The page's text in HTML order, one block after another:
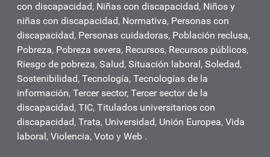
con discapacidad, Niñas con discapacidad, Niños y
niñas con discapacidad, Normativa, Personas con
discapacidad, Personas cuidadoras, Población reclusa,
Pobreza, Pobreza severa, Recursos, Recursos públicos,
Riesgo de pobreza, Salud, Situación laboral , Soledad,
Sostenibilidad, Tecnología, Tecnologías de la
información, Tercer sector, Tercer sector de la
discapacidad, TIC, Titulados universitarios con
discapacidad, Trata, Universidad, Unión Europea, Vida
laboral , Violencia, Voto y Web .